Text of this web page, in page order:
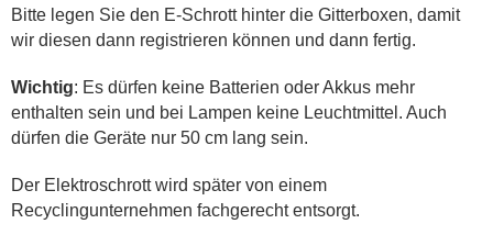
Bitte legen Sie den E-Schrott hinter die Gitterboxen, damit
wir diesen dann registrieren können und dann fertig.
Wichtig: Es dürfen keine Batterien oder Akkus mehr
enthalten sein und bei Lampen keine Leuchtmittel. Auch
dürfen die Geräte nur 50 cm lang sein.
Der Elektroschrott wird später von einem
Recyclingunternehmen fachgerecht entsorgt.